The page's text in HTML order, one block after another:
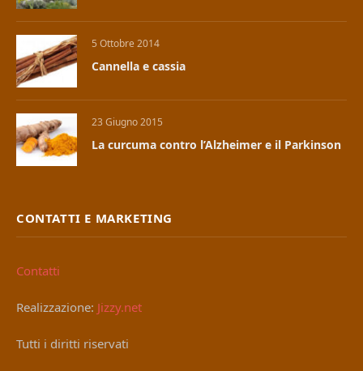
5 Ottobre 2014
Cannella e cassia
23 Giugno 2015
La curcuma contro l’Alzheimer e il Parkinson
CONTATTI E MARKETING
Contatti
Realizzazione: Jizzy.net
Tutti i diritti riservati